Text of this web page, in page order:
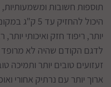
תוספות חשובות
יותר, ריפוד חזק ואיכותי
לדגם הקודם שהיה לא
זעזועים טובים יותר ותמיכה
ארוך יותר עם נרתיק אחורי